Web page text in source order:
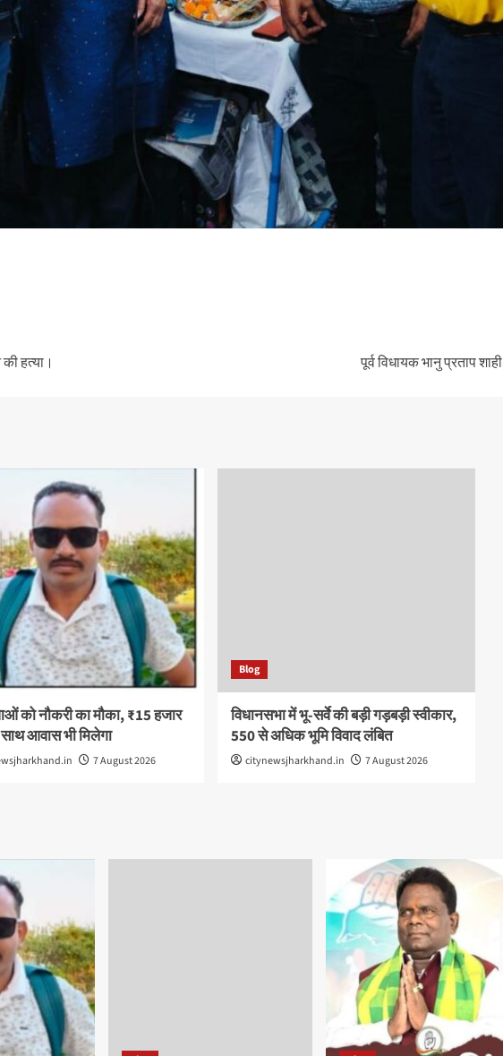
हत्या।
पूर्व विधायक भानु प्रताप
को नौकरी का मौका, ₹15 हजार
आवास भी मिलेगा
7 August 2026
Blog
विधानसभा में भू-सर्वे की बड़ी गड़बड़ी स्वीकार,
550 से अधिक भूमि विवाद लंबित
citynewsjharkhand.in 7 August 2026